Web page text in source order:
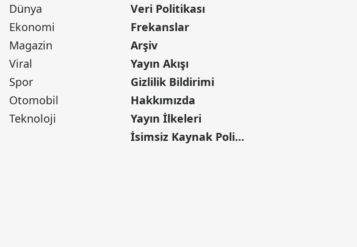
Dünya
Ekonomi
Magazin
Viral
Spor
Otomobil
Teknoloji
Veri Politikası
Frekanslar
Arşiv
Yayın Akışı
Gizlilik Bildirimi
Hakkımızda
Yayın İlkeleri
İsimsiz Kaynak Politikası